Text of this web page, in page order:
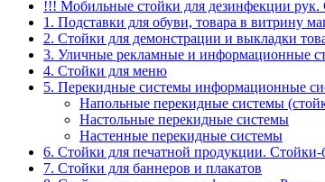
!!! Мобильные стойки для дезинфекции рук.
1. Подставки для обуви, товара в витрину
2. Стойки для демонстрации и выкладки
3. Уличные рекламные и информационные
4. Стойки для меню
5. Перекидные системы информационные
Напольные перекидные системы
Настольные перекидные системы
Настенные перекидные системы
6. Стойки для печатной продукции.
7. Стойки для баннеров и плакатов